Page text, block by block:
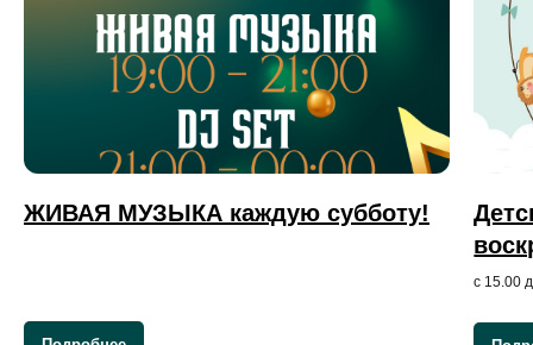
ЖИВАЯ МУЗЫКА каждую субботу!
с 15.00